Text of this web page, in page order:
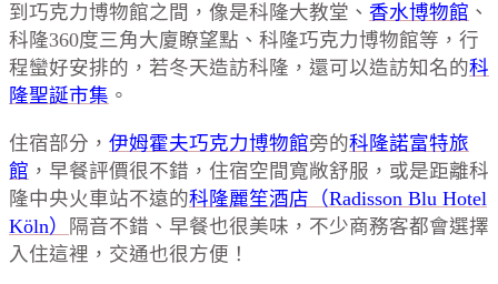
到巧克力博物館之間，像是科隆大教堂、 香水博物館 、
科隆360度三角大廈瞭望點、科隆巧克力博物館等，行
程蠻好安排的，若冬天造訪科隆，還可以造訪知名的科
隆聖誕市集 。
住宿部分， 伊姆霍夫巧克力博物館旁的科隆諾富特旅
館 ，早餐評價很不錯，住宿空間寬敞舒服，或是距離科
隆中央火車站不遠的科隆麗笙酒店（Radisson Blu Hotel
Köln） 隔音不錯、早餐也很美味，不少商務客都會選擇
入住這裡，交通也很方便！